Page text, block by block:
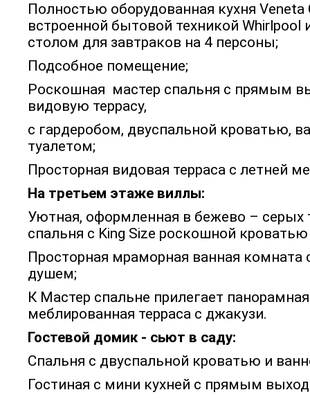
Полностью оборудованная кухня Veneta
встроенной бытовой техникой Whirlpool
столом для завтраков на 4 персоны;
Подсобное помещение;
Роскошная мастер спальня с прямым
видовую террасу,
с гардеробом, двуспальной кроватью,
туалетом;
Просторная видовая терраса с летней
На третьем этаже виллы:
Уютная, оформленная в бежево – серых
спальня с King Size роскошной
Просторная мраморная ванная комната
душем;
К Мастер спальне прилегает
меблированная терраса с джакузи.
Гостевой домик - сьют в саду:
Спальня с двуспальной кроватью и
Гостиная с мини кухней с прямым